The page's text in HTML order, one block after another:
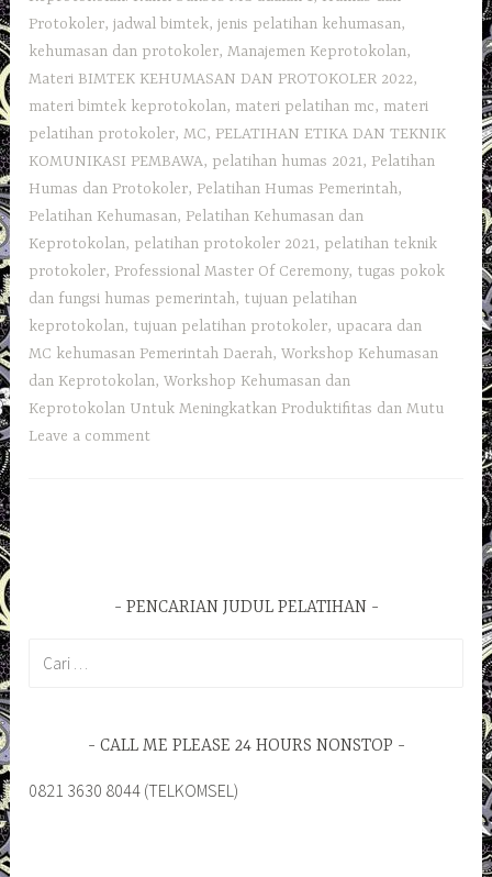
Protokoler,jadwal bimtek,jenis pelatihan kehumasan,
kehumasan dan protokoler,Manajemen Keprotokolan,
Materi BIMTEK KEHUMASAN DAN PROTOKOLER 2022,
materi bimtek keprotokolan, materi pelatihan mc, materi
pelatihan protokoler,MC, PELATIHAN ETIKA DAN TEKNIK
KOMUNIKASI PEMBAWA, pelatihan humas 2021, Pelatihan
Humas dan Protokoler, Pelatihan Humas Pemerintah,
Pelatihan Kehumasan, Pelatihan Kehumasan dan
Keprotokolan, pelatihan protokoler 2021, pelatihan teknik
protokoler, Professional Master Of Ceremony, tugas pokok
dan fungsi humas pemerintah, tujuan pelatihan
keprotokolan, tujuan pelatihan protokoler, upacara dan
MC kehumasan Pemerintah Daerah,Workshop Kehumasan
dan Keprotokolan,Workshop Kehumasan dan
Keprotokolan Untuk Meningkatkan Produktifitas dan Mutu
Leave a comment
PENCARIAN JUDUL PELATIHAN
CALL ME PLEASE 24 HOURS NONSTOP
0821 3630 8044 (TELKOMSEL)